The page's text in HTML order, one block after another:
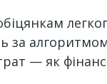
за
— як